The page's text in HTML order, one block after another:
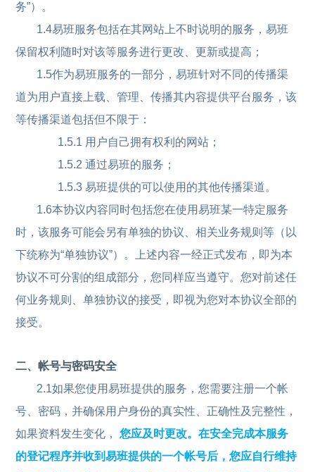
务”）。
1.4易班服务包括在其网站上不时说明的服务，易班
保留权利随时对该等服务进行更改、更新或提高；
1.5作为易班服务的一部分，易班针对不同的传播渠
道为用户直接上载、管理、传播其内容提供平台服务，该
等传播渠道包括但不限于：
1.5.1 用户自己拥有权利的网站；
1.5.2 通过易班的服务；
1.5.3 易班提供的可以使用的其他传播渠道。
1.6本协议内容同时包括您在使用易班某一特定服务
时，该服务可能会另有单独的协议、相关业务规则等（以
下统称为“单独协议”）。上述内容一经正式发布，即为本
协议不可分割的组成部分，您同样应当遵守。您对前述任
何业务规则、单独协议的接受，即视为您对本协议全部的
接受。
二、帐号与密码安全
2.1如果您使用易班提供的服务，您需要注册一个帐
号、密码，并确保用户身份的真实性、正确性及完整性，
如果资料发生变化，您应及时更改。在安全完成本服务
的登记程序并收到易班提供的一个帐号后，您应自行维持